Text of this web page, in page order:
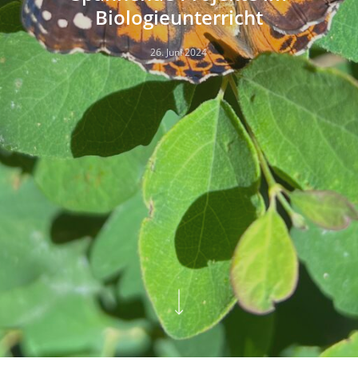
Biologieunterricht
26. Juni 2024